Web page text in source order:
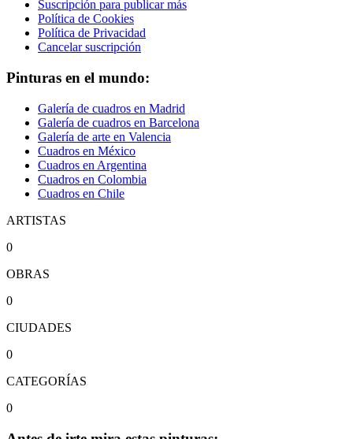
Suscripción para publicar más
Política de Cookies
Política de Privacidad
Cancelar suscripción
Pinturas en el mundo:
Galería de cuadros en Madrid
Galería de cuadros en Barcelona
Galería de arte en Valencia
Cuadros en México
Cuadros en Argentina
Cuadros en Colombia
Cuadros en Chile
ARTISTAS
0
OBRAS
0
CIUDADES
0
CATEGORÍAS
0